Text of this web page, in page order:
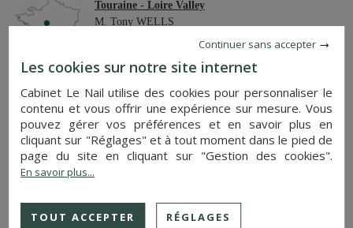
Touraine - Loire Valley
M. Tony WELLS
Maine-et-Loire
M. Lodoïs HUBERT
06.86.18.10.48
Berry - Limousin
06.77.40.16.67
Continuer sans accepter
Les cookies sur notre site internet
Cabinet Le Nail utilise des cookies pour personnaliser le
contenu et vous offrir une expérience sur mesure. Vous
pouvez gérer vos préférences et en savoir plus en
cliquant sur "Réglages" et à tout moment dans le pied de
page du site en cliquant sur "Gestion des cookies".
En savoir plus...
TOUT ACCEPTER RÉGLAGES